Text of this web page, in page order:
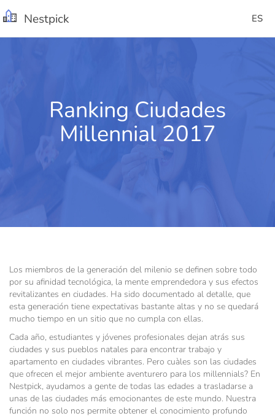
Nestpick ES
Ranking Ciudades
Millennial 2017
Los miembros de la generación del milenio se definen sobre todo
por su afinidad tecnológica, la mente emprendedora y sus efectos
revitalizantes en ciudades. Ha sido documentado al detalle, que
esta generación tiene expectativas bastante altas y no se quedará
mucho tiempo en un sitio que no cumpla con ellas.
Cada año, estudiantes y jóvenes profesionales dejan atrás sus
ciudades y sus pueblos natales para encontrar trabajo y
apartamento en ciudades vibrantes. Pero cuàles son las ciudades
que ofrecen el mejor ambiente aventurero para los millennials? En
Nestpick, ayudamos a gente de todas las edades a trasladarse a
unas de las ciudades más emocionantes de este mundo. Nuestra
función no solo nos permite obtener el conocimiento profundo